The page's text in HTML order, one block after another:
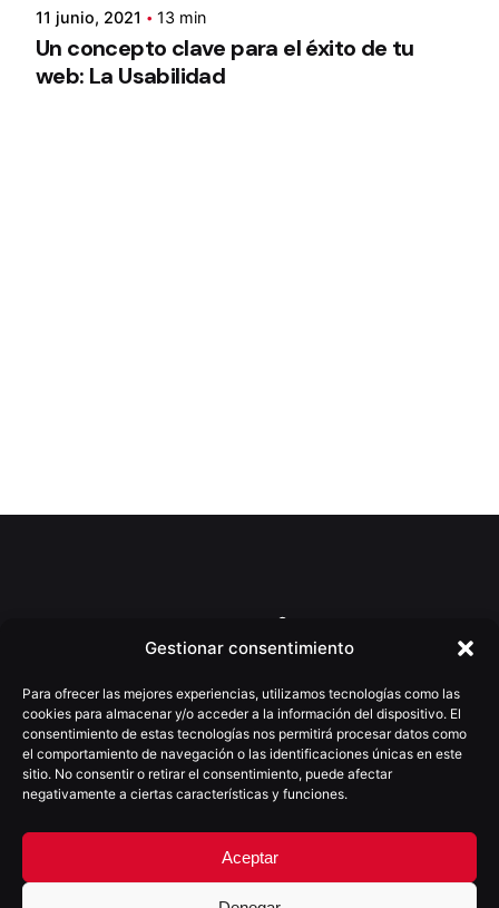
Gestionar consentimiento
Para ofrecer las mejores experiencias, utilizamos tecnologías como las
cookies para almacenar y/o acceder a la información del dispositivo. El
consentimiento de estas tecnologías nos permitirá procesar datos como
el comportamiento de navegación o las identificaciones únicas en este
sitio. No consentir o retirar el consentimiento, puede afectar
negativamente a ciertas características y funciones.
Aceptar
11 junio, 2021 13 min
Un concepto clave para el éxito de tu
web: La Usabilidad
(+34) 922 025 755
moio@moioestudio.com
C/Villalba Hervás nº4, 4ºD
38002 - S/C de Tenerife
España